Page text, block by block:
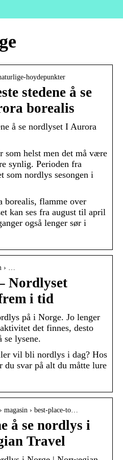
hoydepunkter
stedene å se
borealis
å se nordlyset I Aurora
som helst men det må være
synlig. Perioden fra
som nordlys sesongen i
borealis, flamme over
kan ses fra august til april
også lenger sør i
› …
Nordlyset
i tid
på i Norge. Jo lenger
det finnes, desto
se lysene.
vil bli nordlys i dag? Hos
du svar på alt du måtte lure
magasin › best-place-to…
å se nordlys i
Travel